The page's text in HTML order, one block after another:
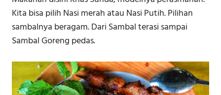
Kita bisa pilih Nasi merah atau Nasi Putih. Pilihan
sambalnya beragam. Dari Sambal terasi sampai
Sambal Goreng pedas.